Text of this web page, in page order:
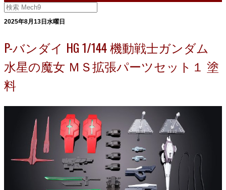
2025年8月13日水曜日
P-バンダイ HG 1/144 機動戦士ガンダム
水星の魔女 ＭＳ拡張パーツセット１ 塗
料